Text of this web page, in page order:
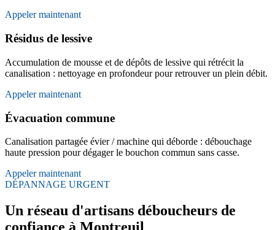
Appeler maintenant
Résidus de lessive
Accumulation de mousse et de dépôts de lessive qui rétrécit la
canalisation : nettoyage en profondeur pour retrouver un plein débit.
Appeler maintenant
Évacuation commune
Canalisation partagée évier / machine qui déborde : débouchage
haute pression pour dégager le bouchon commun sans casse.
Appeler maintenant
DÉPANNAGE URGENT
Un réseau d'artisans déboucheurs de